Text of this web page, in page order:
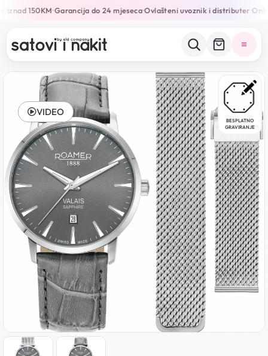
150KM•Garancija do 24 mjeseca•Ovlašteni uvoznik i distributer•
BESPLATNO
GRAVIRANJE
VIDEO